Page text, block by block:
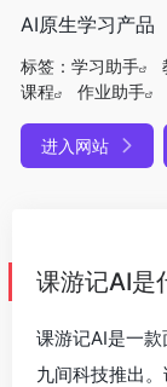
AI原生学习产品
标签： 学习助手
课程
作业助手
进入网站
课游记AI是
课游记AI是一
九间科技推出